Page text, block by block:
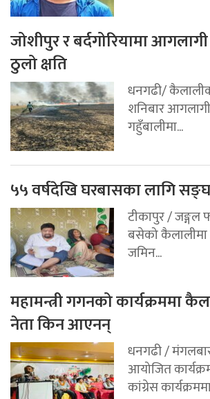
जोशीपुर र बर्दगोरियामा
ठुलो क्षति
धनगढी/
शनिबार आगलागी
गहुँबालीमा...
५५ वर्षदेखि घरबासका लागि
टीकापुर / जङ्गल
बसेको कैलालीमा
जमिन...
महामन्त्री गगनको कार्यक्रममा
नेता किन आएनन्
धनगढी /
आयोजित
कांग्रेस